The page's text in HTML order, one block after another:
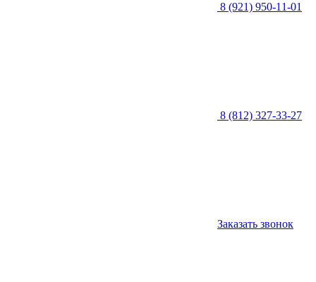
8 (921) 950-11-01
8 (812) 327-33-27
Заказать звонок